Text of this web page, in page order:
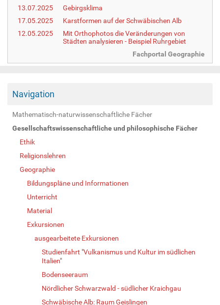
13.07.2025
Gebirgsklima
17.05.2025
Karstformen auf der Schwäbischen Alb
12.05.2025
Mit Orthophotos die Veränderungen von
Städten analysieren - Beispiel Ruhrgebiet
Fachportal Geographie
Navigation
Mathematisch-naturwissenschaftliche Fächer
Gesellschaftswissenschaftliche und philosophische Fächer
Ethik
Religionslehren
Geographie
Bildungspläne und Informationen
Unterricht
Material
Exkursionen
ausgearbeitete Exkursionen
Studienfahrt "Vulkanismus und Kultur im südlichen
Italien"
Bodenseeraum
Nördlicher Schwarzwald - südlicher Kraichgau
Schwäbische Alb: Raum Geislingen